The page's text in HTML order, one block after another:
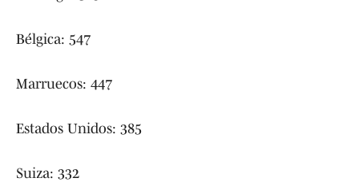
Bélgica: 547
Marruecos: 447
Estados Unidos: 385
Suiza: 332